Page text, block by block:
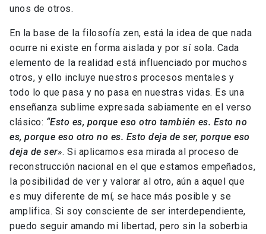
unos de otros.
En la base de la filosofía zen, está la idea de que nada
ocurre ni existe en forma aislada y por sí sola. Cada
elemento de la realidad está influenciado por muchos
otros, y ello incluye nuestros procesos mentales y
todo lo que pasa y no pasa en nuestras vidas. Es una
enseñanza sublime expresada sabiamente en el verso
clásico: “Esto es, porque eso otro también es. Esto no
es, porque eso otro no es. Esto deja de ser, porque eso
deja de ser». Si aplicamos esa mirada al proceso de
reconstrucción nacional en el que estamos empeñados,
la posibilidad de ver y valorar al otro, aún a aquel que
es muy diferente de mí, se hace más posible y se
amplifica. Si soy consciente de ser interdependiente,
puedo seguir amando mi libertad, pero sin la soberbia